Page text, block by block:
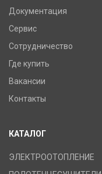
Документация
Сервис
Сотрудничество
Где купить
Вакансии
Контакты
КАТАЛОГ
ЭЛЕКТРООТОПЛЕНИЕ